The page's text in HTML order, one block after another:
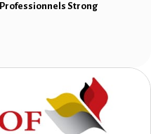
Professionnels Strong